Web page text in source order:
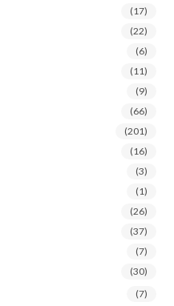
(17)
(22)
(6)
(11)
(9)
(66)
(201)
(16)
(3)
(1)
(26)
(37)
(7)
(30)
(7)